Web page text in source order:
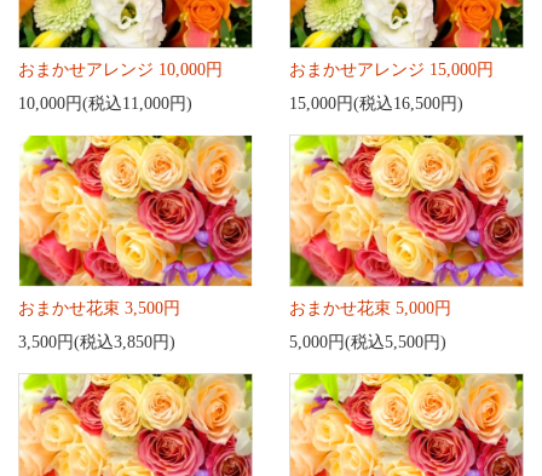
おまかせアレンジ 10,000円
10,000円(税込11,000円)
おまかせアレンジ 15,000円
15,000円(税込16,500円)
おまかせ花束 3,500円
3,500円(税込3,850円)
おまかせ花束 5,000円
5,000円(税込5,500円)